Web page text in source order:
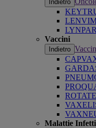
Indietro
Vaccini
Indietro
Malattie